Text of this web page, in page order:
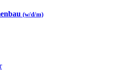
(w/d/m)